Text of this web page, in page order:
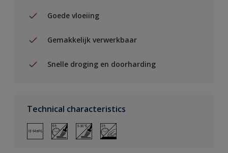
Goede vloeiing
Gemakkelijk verwerkbaar
Snelle droging en doorharding
Technical characteristics